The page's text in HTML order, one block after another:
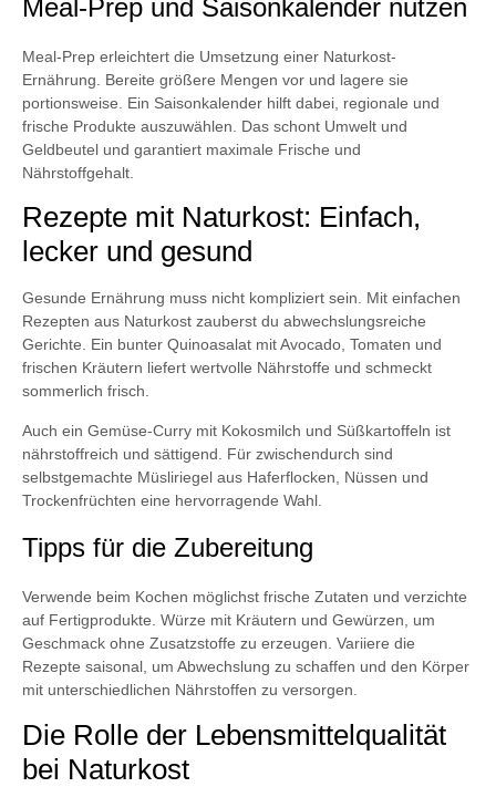
Meal-Prep und Saisonkalender nutzen
Meal-Prep erleichtert die Umsetzung einer Naturkost-
Ernährung. Bereite größere Mengen vor und lagere sie
portionsweise. Ein Saisonkalender hilft dabei, regionale und
frische Produkte auszuwählen. Das schont Umwelt und
Geldbeutel und garantiert maximale Frische und
Nährstoffgehalt.
Rezepte mit Naturkost: Einfach,
lecker und gesund
Gesunde Ernährung muss nicht kompliziert sein. Mit einfachen
Rezepten aus Naturkost zauberst du abwechslungsreiche
Gerichte. Ein bunter Quinoasalat mit Avocado, Tomaten und
frischen Kräutern liefert wertvolle Nährstoffe und schmeckt
sommerlich frisch.
Auch ein Gemüse-Curry mit Kokosmilch und Süßkartoffeln ist
nährstoffreich und sättigend. Für zwischendurch sind
selbstgemachte Müsliriegel aus Haferflocken, Nüssen und
Trockenfrüchten eine hervorragende Wahl.
Tipps für die Zubereitung
Verwende beim Kochen möglichst frische Zutaten und verzichte
auf Fertigprodukte. Würze mit Kräutern und Gewürzen, um
Geschmack ohne Zusatzstoffe zu erzeugen. Variiere die
Rezepte saisonal, um Abwechslung zu schaffen und den Körper
mit unterschiedlichen Nährstoffen zu versorgen.
Die Rolle der Lebensmittelqualität
bei Naturkost